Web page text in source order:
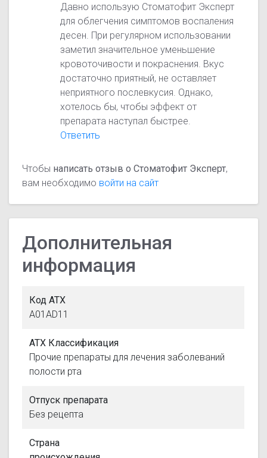
Давно использую Стоматофит Эксперт
для облегчения симптомов воспаления
десен. При регулярном использовании
заметил значительное уменьшение
кровоточивости и покраснения. Вкус
достаточно приятный, не оставляет
неприятного послевкусия. Однако,
хотелось бы, чтобы эффект от
препарата наступал быстрее.
Ответить
Чтобы написать отзыв о Стоматофит Эксперт,
вам необходимо войти на сайт
Дополнительная
информация
Код АТХ
A01AD11
АТХ Классификация
Прочие препараты для лечения заболеваний
полости рта
Отпуск препарата
Без рецепта
Страна